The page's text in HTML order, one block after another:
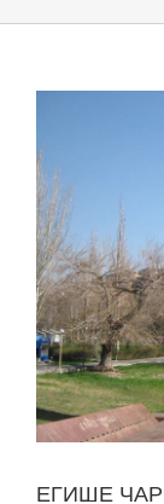
Image
ЕГИШЕ